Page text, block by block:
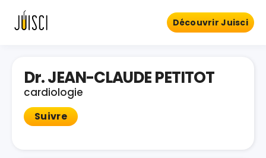
Découvrir Juisci
Dr. JEAN-CLAUDE PETITOT
cardiologie
Suivre